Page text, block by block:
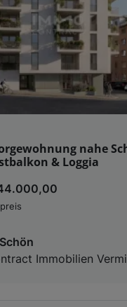
nahe
& Loggia
Immobilien